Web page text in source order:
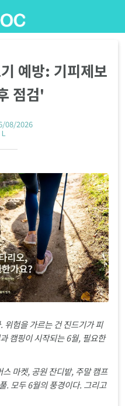
예방: 기피제보
점검'
08/2026
위험을 가르는 건 진드기가 피
캠핑이 시작되는 6월, 필요한
마켓, 공원 잔디밭, 주말 캠프
. 모두 6월의 풍경이다. 그리고